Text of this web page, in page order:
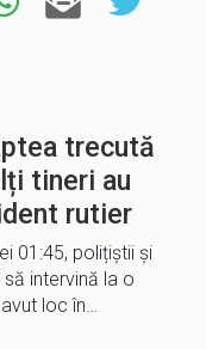
trecută
tineri au
rutier
01:45, polițiștii și
intervină la o
loc în…